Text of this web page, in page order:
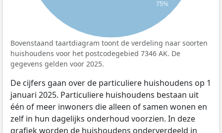
75%
Bovenstaand taartdiagram toont de verdeling naar soorten
huishoudens voor het postcodegebied 7346 AK. De
gegevens gelden voor 2025.
De cijfers gaan over de particuliere huishoudens op 1
januari 2025. Particuliere huishoudens bestaan uit
één of meer inwoners die alleen of samen wonen en
zelf in hun dagelijks onderhoud voorzien. In deze
grafiek worden de huishoudens onderverdeeld in